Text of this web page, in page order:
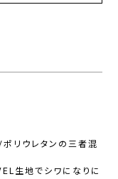
リウレタンの三者混
生地でシワになりに